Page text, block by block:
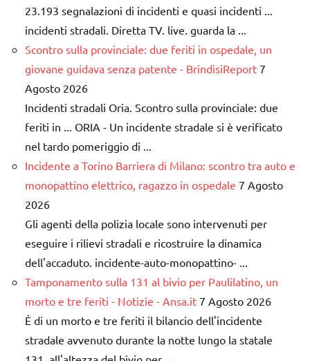
23.193 segnalazioni di incidenti e quasi incidenti ...
incidenti stradali. Diretta TV. live. guarda la ...
Scontro sulla provinciale: due feriti in ospedale, un
giovane guidava senza patente - BrindisiReport 7
Agosto 2026
Incidenti stradali Oria. Scontro sulla provinciale: due
feriti in ... ORIA - Un incidente stradale si è verificato
nel tardo pomeriggio di ...
Incidente a Torino Barriera di Milano: scontro tra auto e
monopattino elettrico, ragazzo in ospedale 7 Agosto
2026
Gli agenti della polizia locale sono intervenuti per
eseguire i rilievi stradali e ricostruire la dinamica
dell'accaduto. incidente-auto-monopattino- ...
Tamponamento sulla 131 al bivio per Paulilatino, un
morto e tre feriti - Notizie - Ansa.it 7 Agosto 2026
È di un morto e tre feriti il bilancio dell'incidente
stradale avvenuto durante la notte lungo la statale